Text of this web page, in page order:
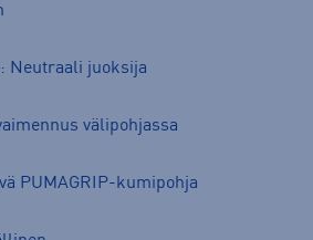
Neutraali juoksija
välipohjassa
PUMAGRIP-kumipohja